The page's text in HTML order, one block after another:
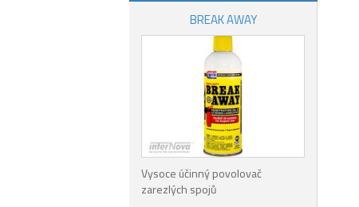
BREAK AWAY
Vysoce účinný povolovač
zarezlých spojů